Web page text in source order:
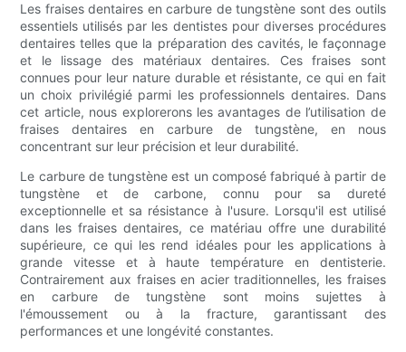
Les fraises dentaires en carbure de tungstène sont des outils
essentiels utilisés par les dentistes pour diverses procédures
dentaires telles que la préparation des cavités, le façonnage
et le lissage des matériaux dentaires. Ces fraises sont
connues pour leur nature durable et résistante, ce qui en fait
un choix privilégié parmi les professionnels dentaires. Dans
cet article, nous explorerons les avantages de l’utilisation de
fraises dentaires en carbure de tungstène, en nous
concentrant sur leur précision et leur durabilité.
Le carbure de tungstène est un composé fabriqué à partir de
tungstène et de carbone, connu pour sa dureté
exceptionnelle et sa résistance à l'usure. Lorsqu'il est utilisé
dans les fraises dentaires, ce matériau offre une durabilité
supérieure, ce qui les rend idéales pour les applications à
grande vitesse et à haute température en dentisterie.
Contrairement aux fraises en acier traditionnelles, les fraises
en carbure de tungstène sont moins sujettes à
l'émoussement ou à la fracture, garantissant des
performances et une longévité constantes.